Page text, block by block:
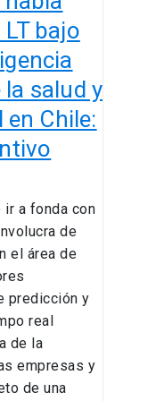
bajo
salud y
Chile:
ir a fonda con
de
el área de
predicción y
real
de la
empresas y
de una